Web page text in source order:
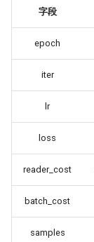
字段
epoch
iter
lr
loss
reader_cost
batch_cost
samples